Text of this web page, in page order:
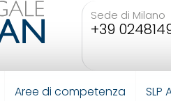
Sede di Milano
+39
Aree di competenza SLP